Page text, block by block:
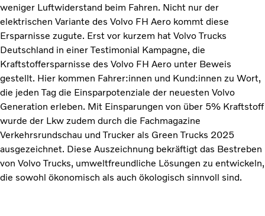
weniger Luftwiderstand beim Fahren. Nicht nur der
elektrischen Variante des Volvo FH Aero kommt diese
Ersparnisse zugute. Erst vor kurzem hat Volvo Trucks
Deutschland in einer Testimonial Kampagne, die
Kraftstoffersparnisse des Volvo FH Aero unter Beweis
gestellt. Hier kommen Fahrer:innen und Kund:innen zu Wort,
die jeden Tag die Einsparpotenziale der neuesten Volvo
Generation erleben. Mit Einsparungen von über 5% Kraftstoff
wurde der Lkw zudem durch die Fachmagazine
Verkehrsrundschau und Trucker als Green Trucks 2025
ausgezeichnet. Diese Auszeichnung bekräftigt das Bestreben
von Volvo Trucks, umweltfreundliche Lösungen zu entwickeln,
die sowohl ökonomisch als auch ökologisch sinnvoll sind.